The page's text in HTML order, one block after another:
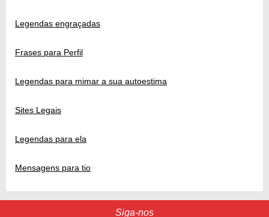
Legendas engraçadas
Frases para Perfil
Legendas para mimar a sua autoestima
Sites Legais
Legendas para ela
Mensagens para tio
Siga-nos